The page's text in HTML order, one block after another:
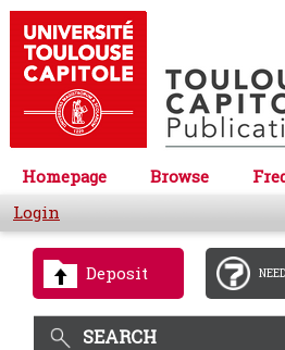
Homepage Browse
Login
Deposit
SEARCH